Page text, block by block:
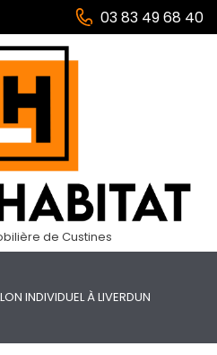
03 83 49 68 40
de Custines
INDIVIDUEL À LIVERDUN